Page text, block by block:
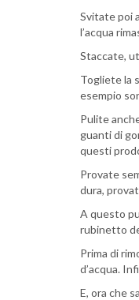
Svitate poi
l’acqua
Staccate,
Togliete la
esempio
Pulite
guanti di
questi
Provate
dura,
A questo
rubinetto
Prima di
d’acqua.
E, ora che